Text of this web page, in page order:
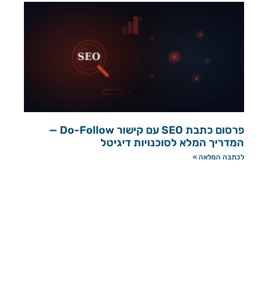
פרסום כתבת SEO עם קישור Do-Follow —
המדריך המלא לסוכנויות דיגיטל
לכתבה המלאה »